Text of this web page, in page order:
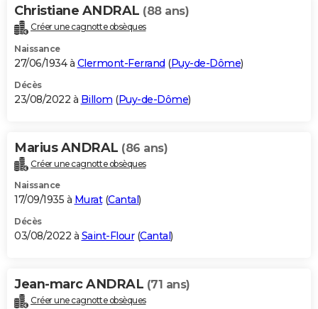
Christiane ANDRAL (88 ans)
Créer une cagnotte obsèques
Naissance
27/06/1934 à Clermont-Ferrand (Puy-de-Dôme)
Décès
23/08/2022 à Billom (Puy-de-Dôme)
Marius ANDRAL (86 ans)
Créer une cagnotte obsèques
Naissance
17/09/1935 à Murat(Cantal )
Décès
03/08/2022 à Saint-Flour(Cantal )
Jean-marc ANDRAL (71 ans)
Créer une cagnotte obsèques